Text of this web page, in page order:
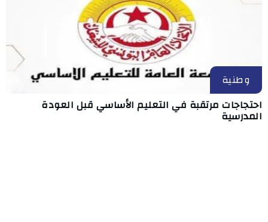
وطنية
احتجاجات مرتقبة في التعليم الأساسي قبل العودة
المدرسية